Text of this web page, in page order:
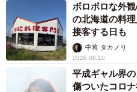
ボロボロな外
の北海道の料
接客する日も
中将 タカノリ
2026.08.10
平成ギャル界
傷ついたコロ